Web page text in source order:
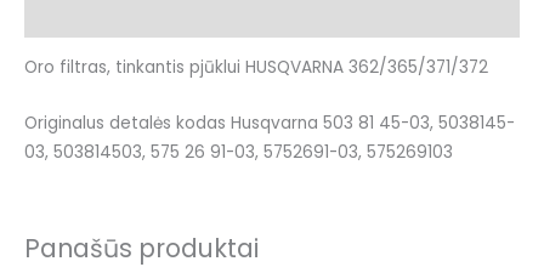
Oro filtras, tinkantis pjūklui HUSQVARNA 362/365/371/372
Originalus detalės kodas Husqvarna 503 81 45-03, 5038145-
03, 503814503, 575 26 91-03, 5752691-03, 575269103
Panašūs produktai